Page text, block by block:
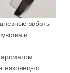
заботы
и
наконец-то